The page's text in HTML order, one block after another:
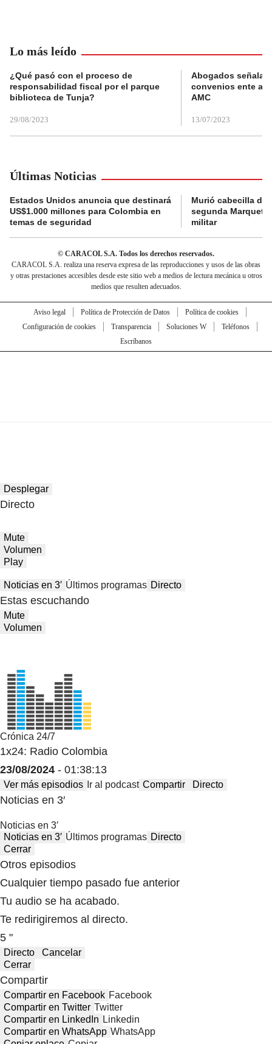
Lo más leído
¿Qué pasó con el proceso de
responsabilidad fiscal por el parque
biblioteca de Tunja?
29/08/2023
Abogados
convenios ente
AMC
13/07/2023
Últimas Noticias
Estados Unidos anuncia que destinará
US$1.000 millones para Colombia en
temas de seguridad
Murió cabecilla de
segunda
militar
© CARACOL S.A. Todos los derechos reservados.
CARACOL S.A. realiza una reserva expresa de las reproducciones y usos de las obras
y otras prestaciones accesibles desde este sitio web a medios de lectura mecánica u otros
medios que resulten adecuados.
Aviso legal Política de Protección de Datos
Política de cookies
Configuración de cookies
Transparencia Soluciones W
Teléfonos
Escríbanos
Desplegar
Directo
Mute
Volumen
Play
Noticias en 3′ Últimos programas Directo
Estas escuchando
Mute
Volumen
Crónica 24/7
1x24: Radio Colombia
23/08/2024 - 01:38:13
Ver más episodios Ir al podcast Compartir Directo
Noticias en 3′
Noticias en 3′
Noticias en 3′ Últimos programas Directo
Cerrar
Otros episodios
Cualquier tiempo pasado fue anterior
Tu audio se ha acabado.
Te redirigiremos al directo.
5 "
Directo
Cancelar
Cerrar
Compartir
Compartir en Facebook Facebook
Compartir en Twitter Twitter
Compartir en LinkedIn Linkedin
Compartir en WhatsApp WhatsApp